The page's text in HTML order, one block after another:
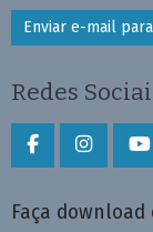
Enviar e-mail
Redes
Faça